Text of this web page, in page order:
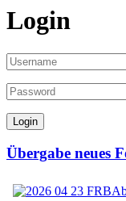
Login
Übergabe neues